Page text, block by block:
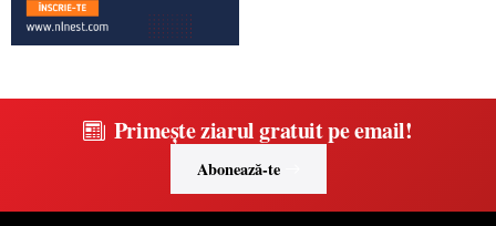
Primește ziarul gratuit pe email!
Abonează-te